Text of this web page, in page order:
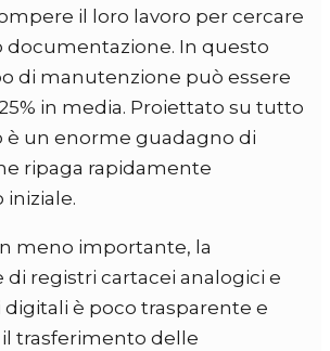
il loro lavoro per cercare
documentazione. In questo
di manutenzione può essere
in media. Proiettato su tutto
è un enorme guadagno di
ripaga rapidamente
iniziale.
meno importante, la
registri cartacei analogici e
è poco trasparente e
trasferimento delle